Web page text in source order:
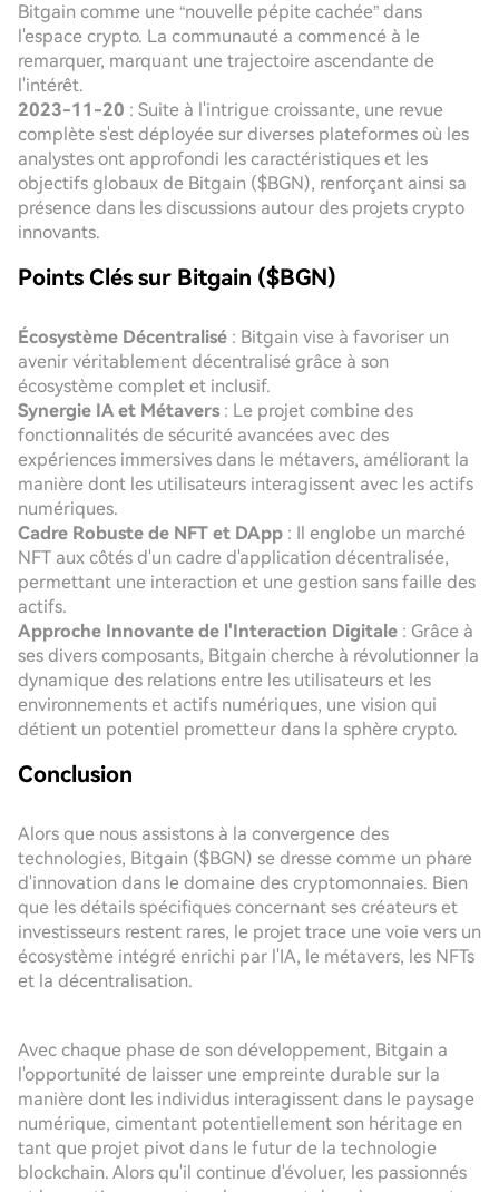
Bitgain comme une “nouvelle pépite cachée” dans
l'espace crypto. La communauté a commencé à le
remarquer, marquant une trajectoire ascendante de
l'intérêt.
2023-11-20 : Suite à l'intrigue croissante, une revue
complète s'est déployée sur diverses plateformes où les
analystes ont approfondi les caractéristiques et les
objectifs globaux de Bitgain ($BGN), renforçant ainsi sa
présence dans les discussions autour des projets crypto
innovants.
Points Clés sur Bitgain ($BGN)
Écosystème Décentralisé : Bitgain vise à favoriser un
avenir véritablement décentralisé grâce à son
écosystème complet et inclusif.
Synergie IA et Métavers : Le projet combine des
fonctionnalités de sécurité avancées avec des
expériences immersives dans le métavers, améliorant la
manière dont les utilisateurs interagissent avec les actifs
numériques.
Cadre Robuste de NFT et DApp : Il englobe un marché
NFT aux côtés d'un cadre d'application décentralisée,
permettant une interaction et une gestion sans faille des
actifs.
Approche Innovante de l'Interaction Digitale : Grâce à
ses divers composants, Bitgain cherche à révolutionner la
dynamique des relations entre les utilisateurs et les
environnements et actifs numériques, une vision qui
détient un potentiel prometteur dans la sphère crypto.
Conclusion
Alors que nous assistons à la convergence des
technologies, Bitgain ($BGN) se dresse comme un phare
d'innovation dans le domaine des cryptomonnaies. Bien
que les détails spécifiques concernant ses créateurs et
investisseurs restent rares, le projet trace une voie vers un
écosystème intégré enrichi par l'IA, le métavers, les NFTs
et la décentralisation.
Avec chaque phase de son développement, Bitgain a
l'opportunité de laisser une empreinte durable sur la
manière dont les individus interagissent dans le paysage
numérique, cimentant potentiellement son héritage en
tant que projet pivot dans le futur de la technologie
blockchain. Alors qu'il continue d'évoluer, les passionnés